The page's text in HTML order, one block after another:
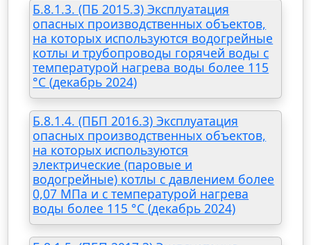
Б.8.1.3. (ПБ 2015.3) Эксплуатация
опасных производственных объектов,
на которых используются водогрейные
котлы и трубопроводы горячей воды с
температурой нагрева воды более 115
°C (декабрь 2024)
Б.8.1.4. (ПБП 2016.3) Эксплуатация
опасных производственных объектов,
на которых используются
электрические (паровые и
водогрейные) котлы с давлением более
0,07 МПа и с температурой нагрева
воды более 115 °C (декабрь 2024)